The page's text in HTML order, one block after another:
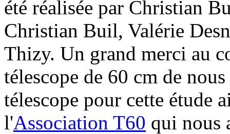
été réalisée par Christian
Christian Buil, Valérie
Thizy. Un grand merci au
télescope de 60 cm de
télescope pour cette étude
l'Association T60 qui nous